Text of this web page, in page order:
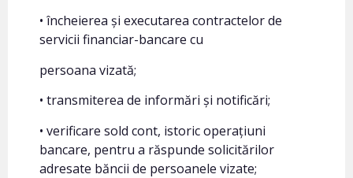
• încheierea și executarea contractelor de
servicii financiar-bancare cu
persoana vizată;
• transmiterea de informări și notificări;
• verificare sold cont, istoric operațiuni
bancare, pentru a răspunde solicitărilor
adresate băncii de persoanele vizate;